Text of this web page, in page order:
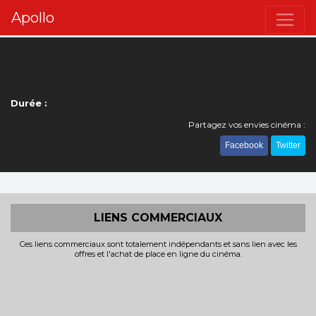
Apollo
Durée :
Partagez vos envies cinéma :
Facebook Twitter
LIENS COMMERCIAUX
Ces liens commerciaux sont totalement indépendants et sans lien avec les
offres et l'achat de place en ligne du cinéma.